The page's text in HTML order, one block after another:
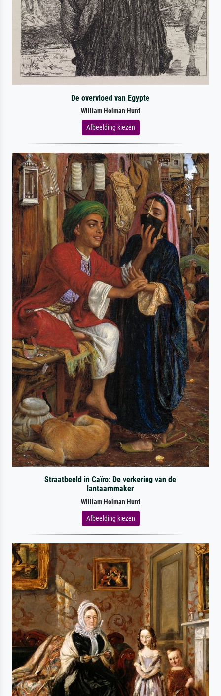
De overvloed van Egypte
William Holman Hunt
Afbeelding kiezen
Straatbeeld in Caïro: De verkering van de
lantaarnmaker
William Holman Hunt
Afbeelding kiezen